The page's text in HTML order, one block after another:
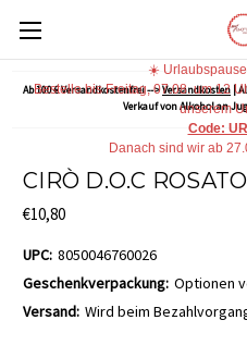
☀️
Bestelle bis Freitag, 07.08. um 12
unserem
Code:
Danach sind wir ab
Ab 100 € Versandkostenfrei -->Versandkosten |
Verkauf von Alkohol an
CIRÒ D.O.C
€10,80
UPC: 8050046760026
Geschenkverpackung: Optionen
Versand: Wird beim